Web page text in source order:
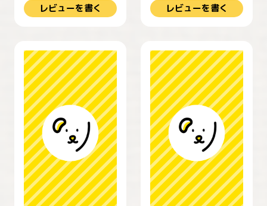
レビューを書く レビューを書く